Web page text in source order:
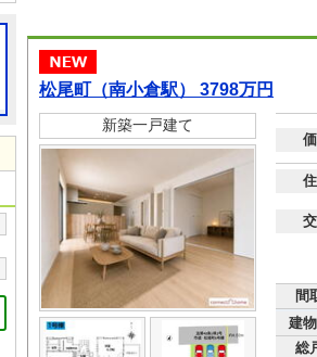
松尾町（南小倉駅） 3798万円
新築一戸建て
間
建
総